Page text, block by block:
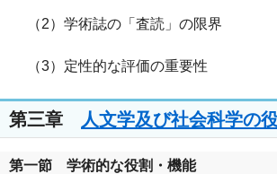
（2）学術誌の「査読」の限界
（3）定性的な評価の重要性
第三章 人文学及び社会科学の
第一節 学術的な役割・機能